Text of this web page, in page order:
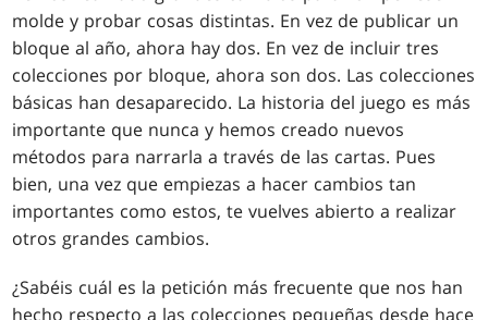
molde y probar cosas distintas. En vez de publicar un
bloque al año, ahora hay dos. En vez de incluir tres
colecciones por bloque, ahora son dos. Las colecciones
básicas han desaparecido. La historia del juego es más
importante que nunca y hemos creado nuevos
métodos para narrarla a través de las cartas. Pues
bien, una vez que empiezas a hacer cambios tan
importantes como estos, te vuelves abierto a realizar
otros grandes cambios.
¿Sabéis cuál es la petición más frecuente que nos han
hecho respecto a las colecciones pequeñas desde hace